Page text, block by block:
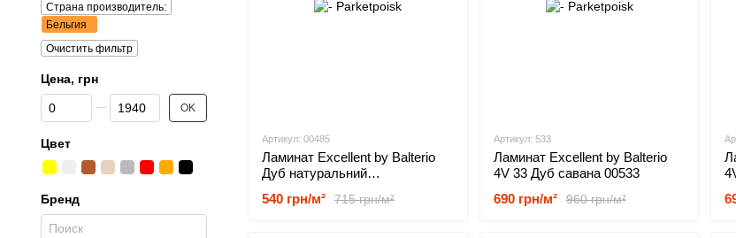
Артикул: 00485
Ламинат Excellent by Balterio
Дуб натуральний
715 грн/м²
540 грн/м²
Артикул: 533
Ламинат Excellent by Balterio
4V 33 Дуб савана 00533
960 грн/м²
690 грн/м²
Страна производитель:
Бельгия
Очистить фильтр
Цена, грн
От Цена, грн
До Цена, грн OK
Цвет
Бренд